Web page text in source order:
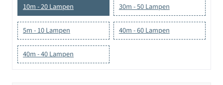
10m - 20 Lampen 30m - 50 Lampen
5m - 10 Lampen 40m - 60 Lampen
40m - 40 Lampen